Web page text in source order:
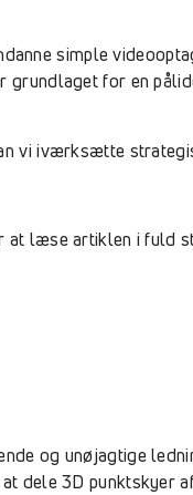
simple
grundlaget for en
vi iværksætte
læse artiklen i fuld
og unøjagtige
dele 3D